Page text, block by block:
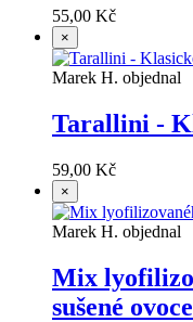
55,00 Kč
×
Marek H. objednal
Tarallini -
59,00 Kč
×
Marek H. objednal
Mix
sušené